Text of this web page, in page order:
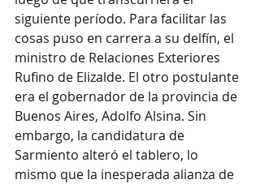
siguiente período. Para facilitar las
cosas puso en carrera a su delfín, el
ministro de Relaciones Exteriores
Rufino de Elizalde. El otro postulante
era el gobernador de la provincia de
Buenos Aires, Adolfo Alsina. Sin
embargo, la candidatura de
Sarmiento alteró el tablero, lo
mismo que la inesperada alianza de